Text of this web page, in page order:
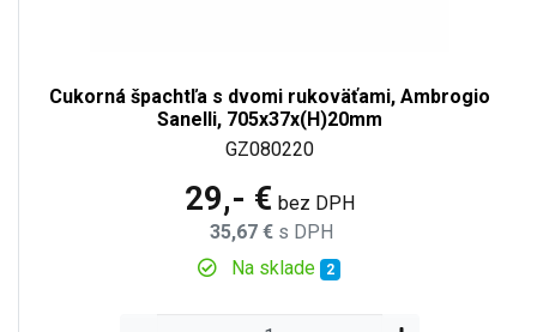
Cukorná špachtľa s dvomi rukoväťami, Ambrogio
Sanelli, 705x37x(H)20mm
GZ080220
29,- € bez DPH
35,67 € s DPH
Na sklade 2